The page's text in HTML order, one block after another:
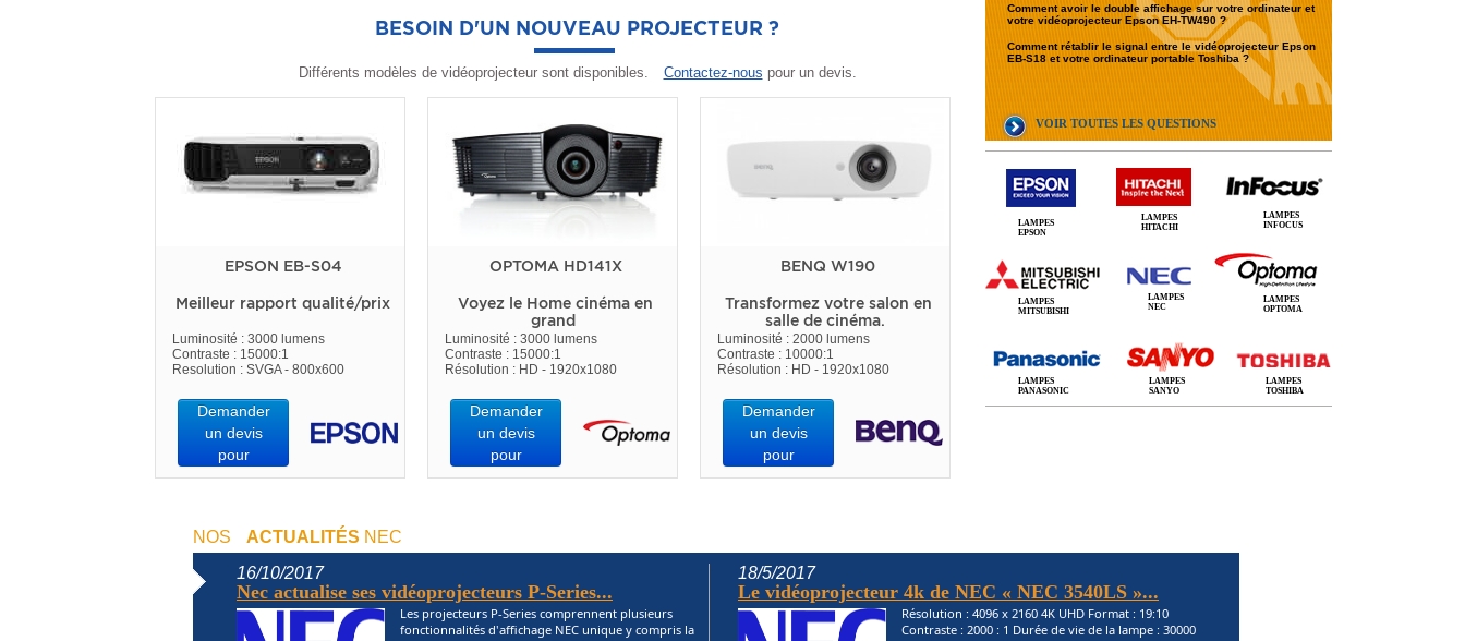
Comment avoir le double affichage sur votre ordinateur et
votre vidéoprojecteur Epson EH-TW490 ?
Comment rétablir le signal entre le vidéoprojecteur Epson
EB-S18 et votre ordinateur portable Toshiba ?
VOIR TOUTES LES QUESTIONS
LAMPES
EPSON
LAMPES
HITACHI
LAMPES
INFOCUS
LAMPES
MITSUBISHI
LAMPES
NEC
LAMPES
OPTOMA
LAMPES
PANASONIC
LAMPES
SANYO
LAMPES
TOSHIBA
BESOIN D'UN NOUVEAU PROJECTEUR ?
Différents modèles de vidéoprojecteur sont disponibles. Contactez-nous pour un devis.
EPSON EB-S04
Meilleur rapport qualité/prix
Luminosité : 3000 lumens
Contraste : 15000:1
Resolution : SVGA - 800x600
Demander
un devis
pour
OPTOMA HD141X
Voyez le Home cinéma en
grand
Luminosité : 3000 lumens
Contraste : 15000:1
Résolution : HD - 1920x1080
Demander
un devis
pour
BENQ W190
Transformez votre salon en
salle de cinéma.
Luminosité : 2000 lumens
Contraste : 10000:1
Résolution : HD - 1920x1080
Demander
un devis
pour
NOS ACTUALITÉS NEC
16/10/2017
Nec actualise ses vidéoprojecteurs P-Series...
Les projecteurs P-Series comprennent plusieurs
fonctionnalités d'affichage NEC unique y compris la
18/5/2017
Le vidéoprojecteur 4k de NEC « NEC 3540LS »...
Résolution : 4096 x 2160 4K UHD Format : 19:10
Contraste : 2000 : 1 Durée de vie de la lampe : 30000